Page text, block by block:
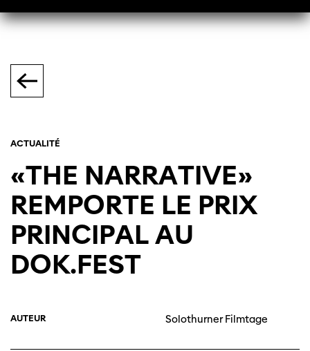
ACTUALITÉ
«THE NARRATIVE»
REMPORTE LE PRIX
PRINCIPAL AU
DOK.FEST
AUTEUR Solothurner Filmtage